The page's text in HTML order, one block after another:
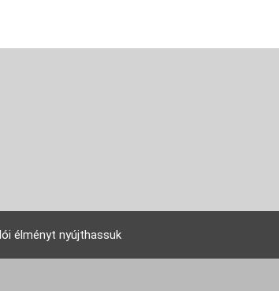
élményt nyújthassuk